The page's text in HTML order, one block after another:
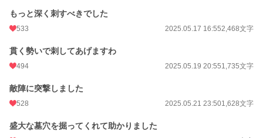
もっと深く刺すべきでした
533 2025.05.17 16:552,468文字
貫く勢いで刺してあげますわ
494 2025.05.19 20:551,735文字
敵陣に突撃しました
528 2025.05.21 23:501,628文字
盛大な墓穴を掘ってくれて助かりました